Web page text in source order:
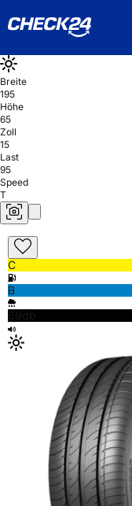
Breite
195
Höhe
65
Zoll
15
Last
95
Speed
T
C
B
69db